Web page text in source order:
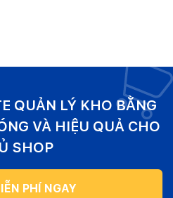
QUẢN LÝ KHO BẰNG
VÀ HIỆU QUẢ CHO
SHOP
PHÍ NGAY